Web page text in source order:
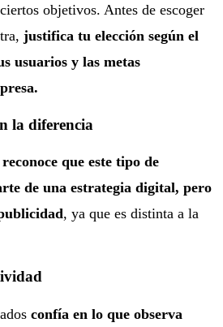
objetivos. Antes de escoger
justifica tu elección según el
usuarios y las metas
la diferencia
que este tipo de
de una estrategia digital, pero
, ya que es distinta a la
confía en lo que observa